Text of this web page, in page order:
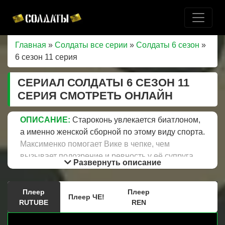
Главная » Солдаты все серии » Солдаты 6 сезон »
6 сезон 11 серия
СЕРИАЛ СОЛДАТЫ 6 СЕЗОН 11
СЕРИЯ СМОТРЕТЬ ОНЛАЙН
ОПИСАНИЕ: Староконь увлекается биатлоном,
а именно женской сборной по этому виду спорта.
Максименко помогает Вике в чепке, чем
вызывает подозрение и ревность у её супруга.
Прапорщик Шматко везде спит, на складе, на
совещании у командира части из-за того, что
приехала жена, теперь он не высыпается. В
части лыжный кросс, который должны бежать
Развернуть описание
Плеер
RUTUBE
Плеер ЧЕ!
Плеер
REN